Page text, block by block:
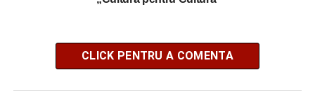
CLICK PENTRU A COMENTA